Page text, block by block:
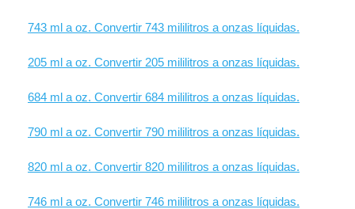
743 ml a oz. Convertir 743 mililitros a onzas líquidas.
205 ml a oz. Convertir 205 mililitros a onzas líquidas.
684 ml a oz. Convertir 684 mililitros a onzas líquidas.
790 ml a oz. Convertir 790 mililitros a onzas líquidas.
820 ml a oz. Convertir 820 mililitros a onzas líquidas.
746 ml a oz. Convertir 746 mililitros a onzas líquidas.